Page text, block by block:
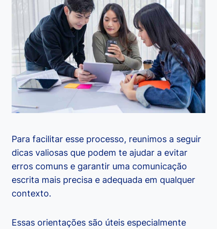
Para facilitar esse processo, reunimos a seguir
dicas valiosas que podem te ajudar a evitar
erros comuns e garantir uma comunicação
escrita mais precisa e adequada em qualquer
contexto.
Essas orientações são úteis especialmente